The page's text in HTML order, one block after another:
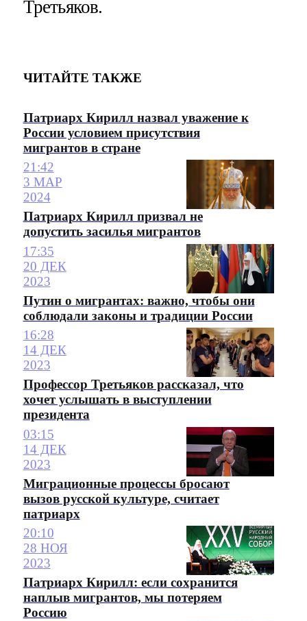
Третьяков.
ЧИТАЙТЕ ТАКЖЕ
Патриарх Кирилл назвал уважение к
России условием присутствия
мигрантов в стране
21:42
3 МАР
2024
Патриарх Кирилл призвал не
допустить засилья мигрантов
17:35
20 ДЕК
2023
Путин о мигрантах: важно, чтобы они
соблюдали законы и традиции России
16:28
14 ДЕК
2023
Профессор Третьяков рассказал, что
хочет услышать в выступлении
президента
03:15
14 ДЕК
2023
Миграционные процессы бросают
вызов русской культуре, считает
патриарх
20:10
28 НОЯ
2023
Патриарх Кирилл: если сохранится
наплыв мигрантов, мы потеряем
Россию